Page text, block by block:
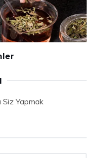
Siz Yapmak